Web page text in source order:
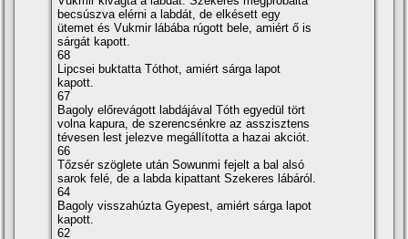
becsúszva elérni a labdát, de elkésett egy
ütemet és Vukmir lábába rúgott bele, amiért ő is
sárgát kapott.
68
Lipcsei buktatta Tóthot, amiért sárga lapot
kapott.
67
Bagoly előrevágott labdájával Tóth egyedül tört
volna kapura, de szerencsénkre az asszisztens
tévesen lest jelezve megállí­totta a hazai akciót.
66
Tőzsér szöglete után Sowunmi fejelt a bal alsó
sarok felé, de a labda kipattant Szekeres lábáról.
64
Bagoly visszahúzta Gyepest, amiért sárga lapot
kapott.
62